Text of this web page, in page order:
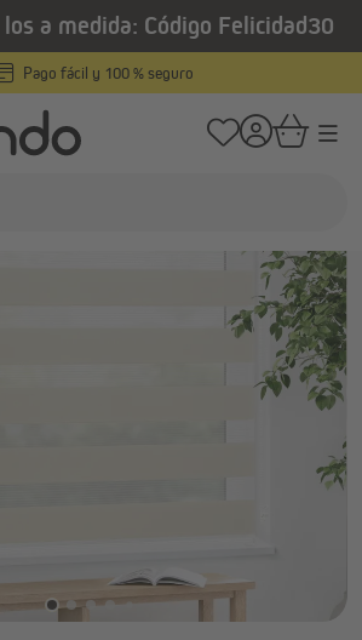
a medida: Código Felicidad30
Pago fácil y 100 % seguro
/ Estores / Estores enrollables productos